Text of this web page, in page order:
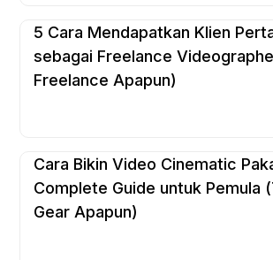
5 Cara Mendapatkan Klien
sebagai Freelance
Freelance Apapun)
Cara Bikin Video Cinematic
Complete Guide untuk Pemula
Gear Apapun)